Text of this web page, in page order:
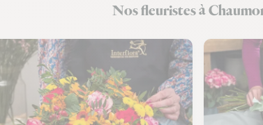
Nos fleuristes à